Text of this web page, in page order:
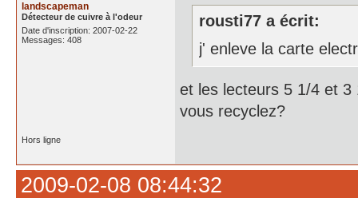
landscapeman
Détecteur de cuivre à l'odeur
Date d'inscription: 2007-02-22
Messages: 408
rousti77 a écrit:
j' enleve la carte
et les lecteurs 5 1/4 et 3
vous recyclez?
Hors ligne
2009-02-08 08:44:32